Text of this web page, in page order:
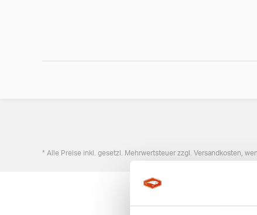
* Alle Preise inkl. gesetzl. Mehrwertsteuer zzgl. Versandkosten,